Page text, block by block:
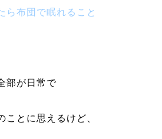
ら布団で眠れること
部が日常で
ことに思えるけど、